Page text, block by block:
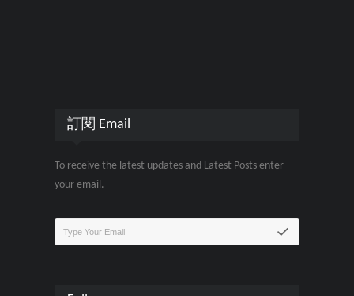
訂閱 Email
To receive the latest updates and Latest Posts enter
your email.